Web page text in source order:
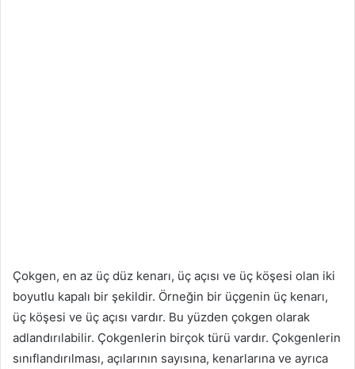
Çokgen, en az üç düz kenarı, üç açısı ve üç köşesi olan iki
boyutlu kapalı bir şekildir. Örneğin bir üçgenin üç kenarı,
üç köşesi ve üç açısı vardır. Bu yüzden çokgen olarak
adlandırılabilir. Çokgenlerin birçok türü vardır. Çokgenlerin
sınıflandırılması, açılarının sayısına, kenarlarına ve ayrıca